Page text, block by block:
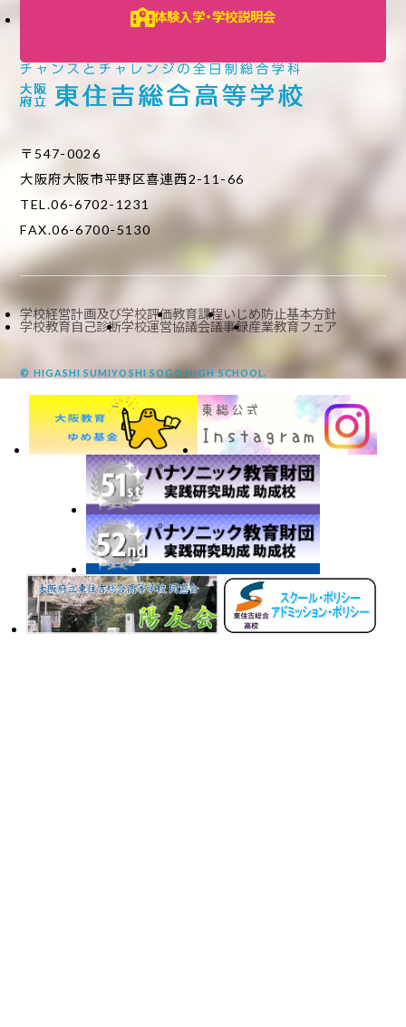
体験入学・学校説明会
〒547-0026
大阪府大阪市平野区喜連西2-11-66
TEL.06-6702-1231
FAX.06-6700-5130
学校経営計画及び学校評価教育課程いじめ防止基本方針
学校教育自己診断学校運営協議会議事録産業教育フェア
© HIGASHI SUMIYOSHI SOGO HIGH SCHOOL.